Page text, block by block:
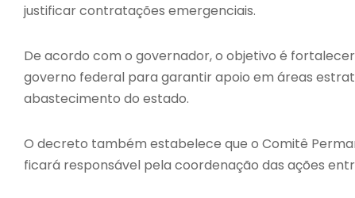
justificar contratações emergenciais.
De acordo com o governador, o objetivo é
governo federal para garantir apoio em áreas
abastecimento do estado.
O decreto também estabelece que o Comitê
ficará responsável pela coordenação das ações